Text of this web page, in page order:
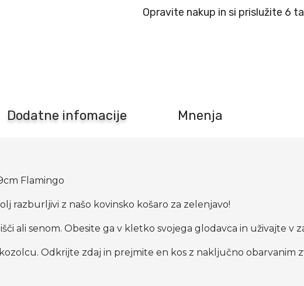
hrano
Opravite nakup in si prislužite 6
Dodatne infomacije Mnenja
Flamingo
razburljivi z našo kovinsko košaro za zelenjavo!
ali senom. Obesite ga v kletko svojega glodavca in uživajte v
Odkrijte zdaj in prejmite en kos z naključno obarvanim